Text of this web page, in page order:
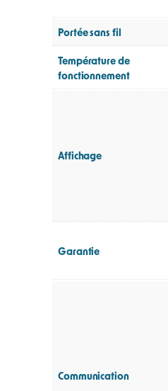
Portée sans fil
Température de
fonctionnement
Affichage
Garantie
Communication